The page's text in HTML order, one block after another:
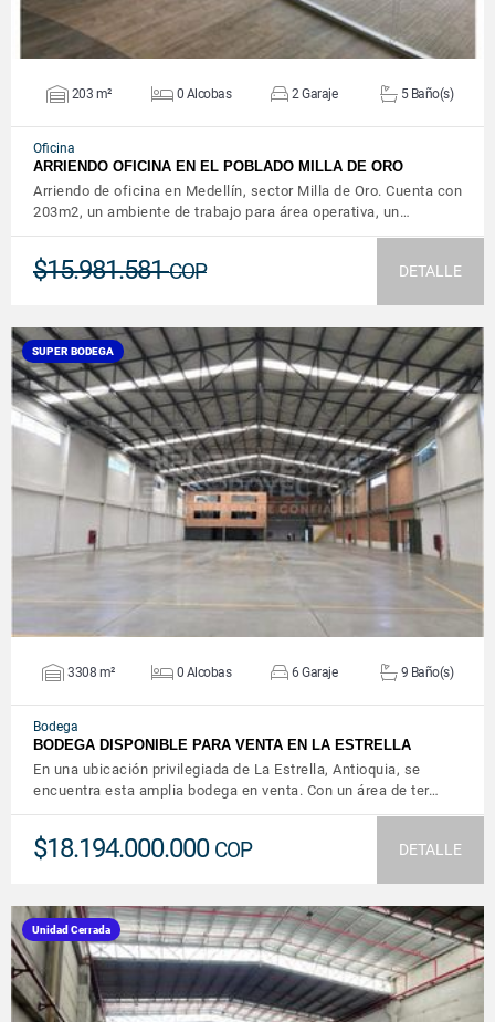
203 m² 0 Alcobas 2 Garaje 5 Baño(s)
Oficina
ARRIENDO OFICINA EN EL POBLADO MILLA DE ORO
Arriendo de oficina en Medellín, sector Milla de Oro. Cuenta con
203m2, un ambiente de trabajo para área operativa, un…
$15.981.581COP DETALLE
SUPER BODEGA
VER DETALLES
3308 m² 0 Alcobas 6 Garaje 9 Baño(s)
Bodega
BODEGA DISPONIBLE PARA VENTA EN LA ESTRELLA
En una ubicación privilegiada de La Estrella, Antioquia, se
encuentra esta amplia bodega en venta. Con un área de ter…
$18.194.000.000 COP DETALLE
Unidad Cerrada